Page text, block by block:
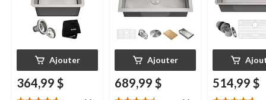
Ajouter
364,99 $
Ajouter
689,99 $ 514,99 $